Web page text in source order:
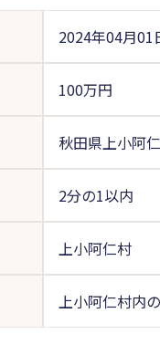
2024年04月01
100万円
秋田県上小阿
2分の1以内
上小阿仁村
上小阿仁村内